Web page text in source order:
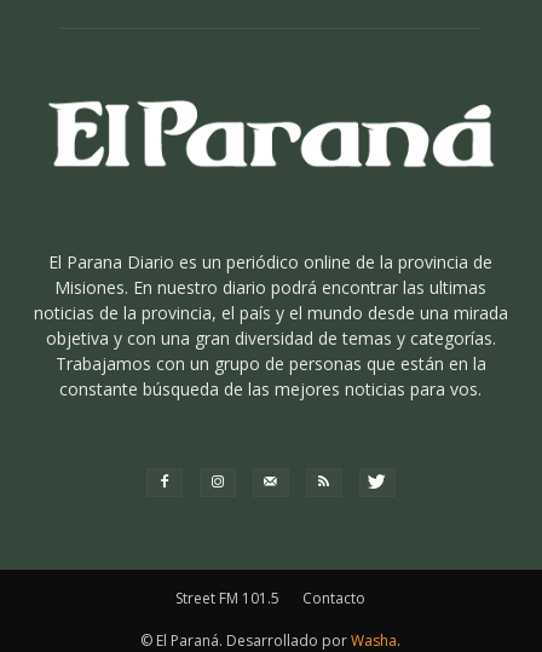
El Parana Diario es un periódico online de la provincia de
Misiones. En nuestro diario podrá encontrar las ultimas
noticias de la provincia, el país y el mundo desde una mirada
objetiva y con una gran diversidad de temas y categorías.
Trabajamos con un grupo de personas que están en la
constante búsqueda de las mejores noticias para vos.
Street FM 101.5 Contacto
© El Paraná. Desarrollado porWasha.